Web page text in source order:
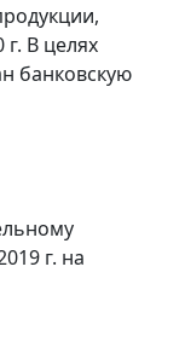
В целях
банковскую
г. на